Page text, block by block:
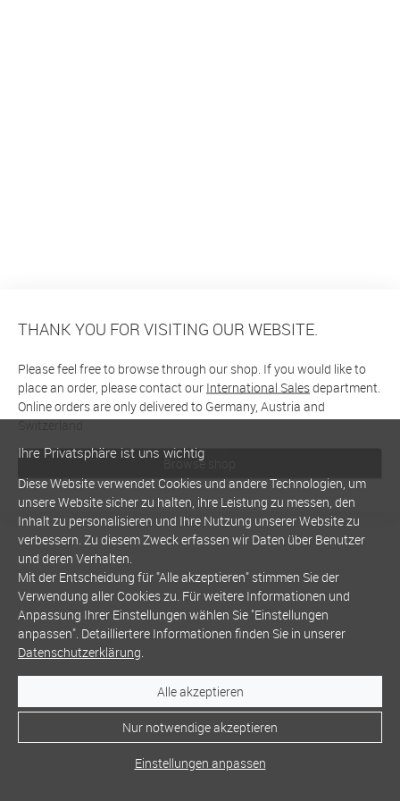
THANK YOU FOR VISITING OUR WEBSITE.
Please feel free to browse through our shop. If you would like to
place an order, please contact our International Salesdepartment.
Online orders are only delivered to Germany, Austria and
Switzerland
Browse shop
Ihre Privatsphäre ist uns wichtig
Diese Website verwendet Cookies und andere Technologien, um
unsere Website sicher zu halten, ihre Leistung zu messen, den
Inhalt zu personalisieren und Ihre Nutzung unserer Website zu
verbessern. Zu diesem Zweck erfassen wir Daten über Benutzer
und deren Verhalten.
Mit der Entscheidung für "Alle akzeptieren" stimmen Sie der
Verwendung aller Cookies zu. Für weitere Informationen und
Anpassung Ihrer Einstellungen wählen Sie "Einstellungen
anpassen". Detailliertere Informationen finden Sie in unserer
Datenschutzerklärung.
Alle akzeptieren
Nur notwendige akzeptieren
Einstellungen anpassen